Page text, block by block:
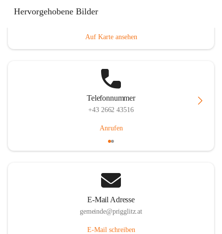
Hervorgehobene BilderHauptadresse
Auf Karte ansehen
Telefonnummer
+43 2662 43516
Anrufen
E-Mail Adresse
gemeinde@prigglitz.at
E-Mail schreiben